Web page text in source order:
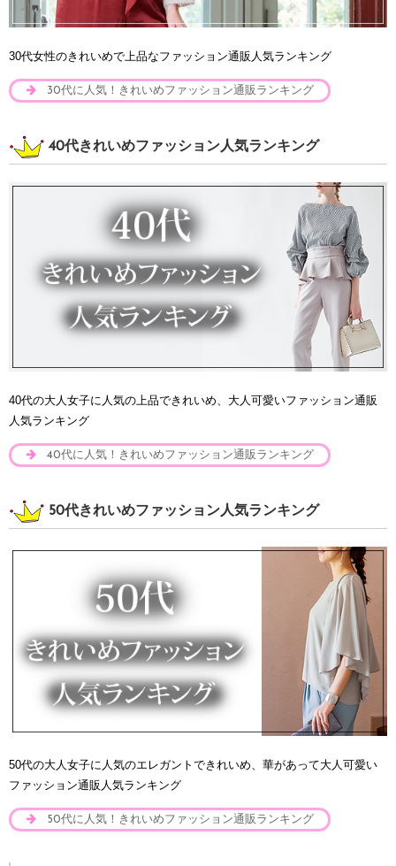
30代女性のきれいめで上品なファッション通販人気ランキング
30代に人気！きれいめファッション通販ランキング
40代きれいめファッション人気ランキング
40代の大人女子に人気の上品できれいめ、大人可愛いファッション通販
人気ランキング
40代に人気！きれいめファッション通販ランキング
50代きれいめファッション人気ランキング
50代の大人女子に人気のエレガントできれいめ、華があって大人可愛い
ファッション通販人気ランキング
50代に人気！きれいめファッション通販ランキング